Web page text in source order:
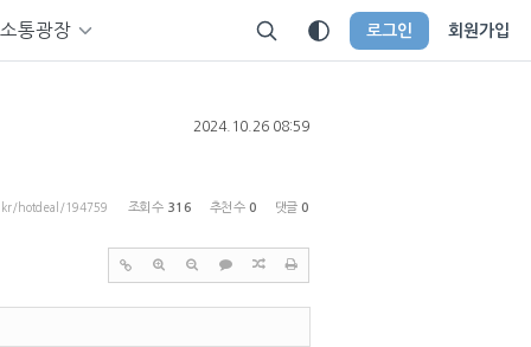
소통광장 로그인 회원가입
2024.10.26 08:59
hotdeal/194759 조회 수 316 추천 수 0 댓글 0